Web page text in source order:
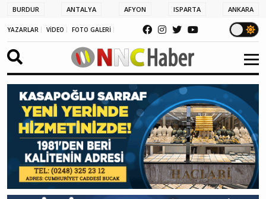
BURDUR ANTALYA AFYON ISPARTA ANKARA
YAZARLAR VİDEO FOTO GALERİ